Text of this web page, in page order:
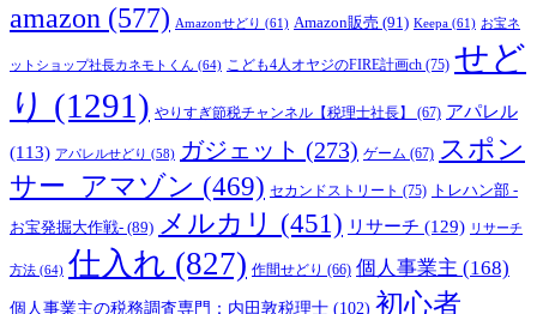
amazon (577) Amazonせどり (61) Amazon販売 (91) Keepa (61) お宝ネ
ットショップ社長カネモトくん (64) こども4人オヤジのFIRE計画ch (75) せど
り (1291) やりすぎ節税チャンネル【税理士社長】 (67) アパレル
(113) アパレルせどり (58) ガジェット (273) ゲーム (67) スポン
サー_アマゾン (469) セカンドストリート (75) トレハン部 -
お宝発掘大作戦- (89) メルカリ (451) リサーチ (129) リサーチ
方法 (64) 仕入れ (827) 作間せどり (66) 個人事業主 (168)
個人事業主の税務調査専門：内田敦税理士 (102) 初心者